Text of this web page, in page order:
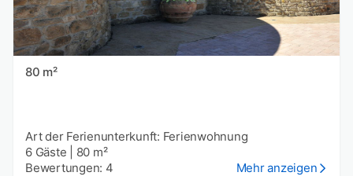
80 m²
Art der Ferienunterkunft: Ferienwohnung
6 Gäste
80 m²
Bewertungen: 4
Mehr anzeigen